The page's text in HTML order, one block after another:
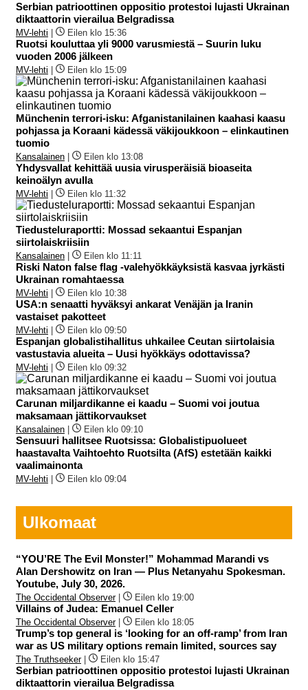
Serbian patrioottinen oppositio protestoi lujasti Ukrainan
diktaattorin vierailua Belgradissa
MV-lehti Eilen klo 15:36
Ruotsi kouluttaa yli 9000 varusmiestä – Suurin luku
vuoden 2006 jälkeen
MV-lehti Eilen klo 15:09
Münchenin terrori-isku: Afganistanilainen kaahasi kaasu
pohjassa ja Koraani kädessä väkijoukkoon – elinkautinen
tuomio
Kansalainen Eilen klo 13:08
Yhdysvallat kehittää uusia virusperäisiä bioaseita
keinoälyn avulla
MV-lehti Eilen klo 11:32
Tiedusteluraportti: Mossad sekaantui Espanjan
siirtolaiskriisiin
Kansalainen Eilen klo 11:11
Riski Naton false flag -valehyökkäyksistä kasvaa jyrkästi
Ukrainan romahtaessa
MV-lehti Eilen klo 10:38
USA:n senaatti hyväksyi ankarat Venäjän ja Iranin
vastaiset pakotteet
MV-lehti Eilen klo 09:50
Espanjan globalistihallitus uhkailee Ceutan siirtolaisia
vastustavia alueita – Uusi hyökkäys odottavissa?
MV-lehti Eilen klo 09:32
Carunan miljardikanne ei kaadu – Suomi voi joutua
maksamaan jättikorvaukset
Kansalainen Eilen klo 09:10
Sensuuri hallitsee Ruotsissa: Globalistipuolueet
haastavalta Vaihtoehto Ruotsilta (AfS) estetään kaikki
vaalimainonta
MV-lehti Eilen klo 09:04
Ulkomaat
“YOU’RE The Evil Monster!” Mohammad Marandi vs
Alan Dershowitz on Iran — Plus Netanyahu Spokesman.
Youtube, July 30, 2026.
The Occidental Observer| Eilen klo 19:00
Villains of Judea: Emanuel Celler
The Occidental Observer| Eilen klo 18:05
Trump’s top general is ‘looking for an off-ramp’ from Iran
war as US military options remain limited, sources say
The Truthseeker| Eilen klo 15:47
Serbian patrioottinen oppositio protestoi lujasti Ukrainan
diktaattorin vierailua Belgradissa